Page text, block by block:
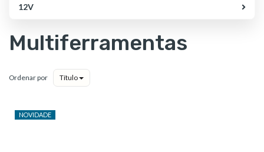
12V
Multiferramentas
Ordenar por Título
NOVIDADE